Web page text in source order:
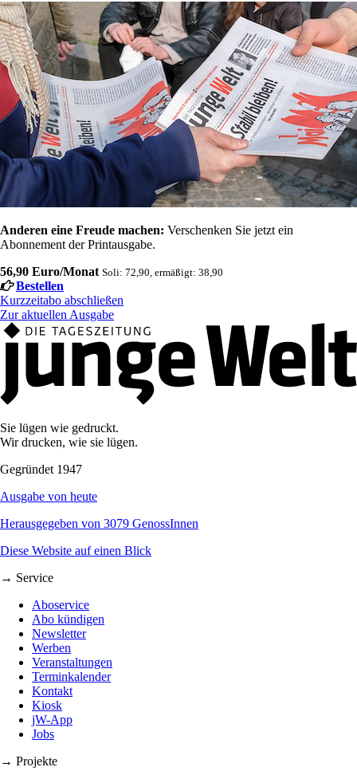
Anderen eine Freude machen: Verschenken Sie jetzt ein
Abonnement der Printausgabe.
56,90 Euro/Monat Soli: 72,90, ermäßigt: 38,90
Bestellen
Kurzzeitabo abschließen
Zur aktuellen Ausgabe
Sie lügen wie gedruckt.
Wir drucken, wie sie lügen.
Gegründet 1947
Ausgabe von heute
Herausgegeben von 3079 GenossInnen
Diese Website auf einen Blick
→ Service
Aboservice
Abo kündigen
Newsletter
Werben
Veranstaltungen
Terminkalender
Kontakt
Kiosk
jW-App
Jobs
→ Projekte